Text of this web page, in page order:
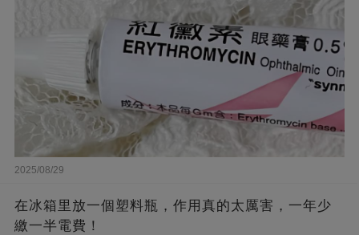
2025/08/29
在冰箱里放一個塑料瓶，作用真的太厲害，一年少
繳一半電費！